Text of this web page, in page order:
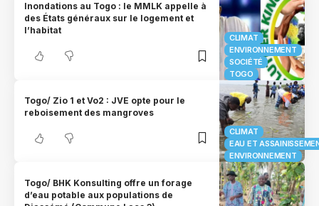
CLIMAT
ENVIRONNEMENT
SOCIÉTÉ
TOGO
Inondations au Togo : le MMLK appelle à
des États généraux sur le logement et
l’habitat
CLIMAT
EAU ET
ENVIRONNEMENT
Togo/ Zio 1 et Vo2 : JVE opte pour le
reboisement des mangroves
Togo/ BHK Konsulting offre un forage
d’eau potable aux populations de